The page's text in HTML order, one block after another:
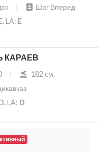
Шаг Вперед
, LA: E
КАРАЕВ
182 cм.
, LA: D